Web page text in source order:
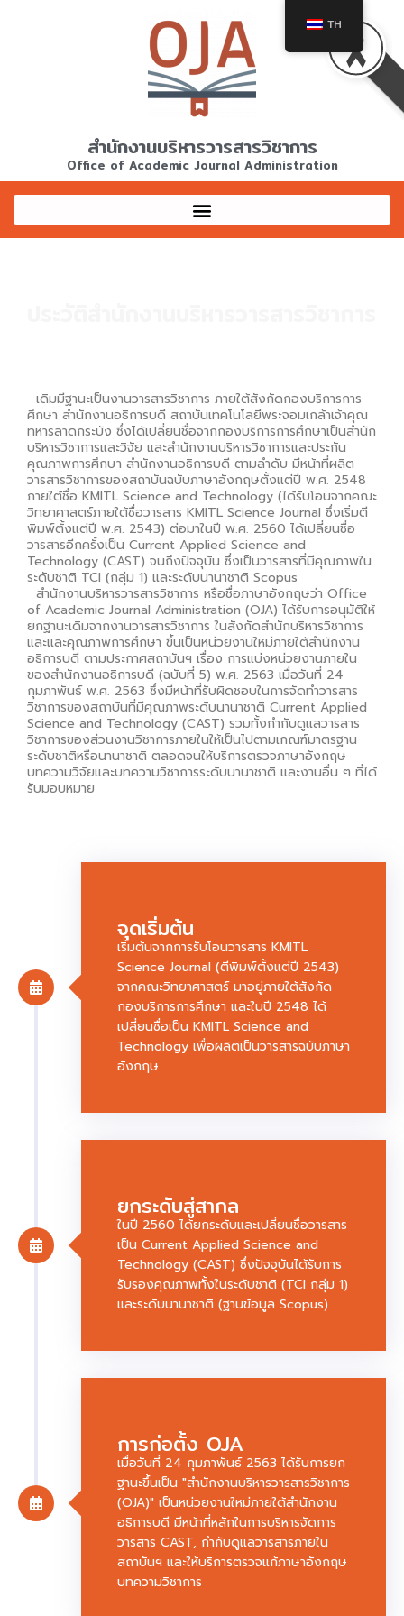
สำนักงานบริหารวารสารวิชาการ
Office of Academic Journal Administration
เดิมมีฐานะเป็นงานวารสารวิชาการ ภายใต้สังกัดกองบริการการ
ศึกษา สำนักงานอธิการบดี สถาบันเทคโนโลยีพระจอมเกล้าเจ้าคุณ
ทหารลาดกระบัง ซึ่งได้เปลี่ยนชื่อจากกองบริการการศึกษาเป็นสำนัก
บริหารวิชาการและวิจัย และสำนักงานบริหารวิชาการและประกัน
คุณภาพการศึกษา สำนักงานอธิการบดี ตามลำดับ มีหน้าที่ผลิต
วารสารวิชาการของสถาบันฉบับภาษาอังกฤษตั้งแต่ปี พ.ศ. 2548
ภายใต้ชื่อ KMITL Science and Technology (ได้รับโอนจากคณะ
วิทยาศาสตร์ภายใต้ชื่อวารสาร KMITL Science Journal ซึ่งเริ่มตี
พิมพ์ตั้งแต่ปี พ.ศ. 2543) ต่อมาในปี พ.ศ. 2560 ได้เปลี่ยนชื่อ
วารสารอีกครั้งเป็น Current Applied Science and
Technology (CAST) จนถึงปัจจุบัน ซึ่งเป็นวารสารที่มีคุณภาพใน
ระดับชาติ TCI (กลุ่ม 1) และระดับนานาชาติ Scopus
สำนักงานบริหารวารสารวิชาการ หรือชื่อภาษาอังกฤษว่า Office
of Academic Journal Administration (OJA) ได้รับการอนุมัติให้
ยกฐานะเดิมจากงานวารสารวิชาการ ในสังกัดสำนักบริหารวิชาการ
และและคุณภาพการศึกษา ขึ้นเป็นหน่วยงานใหม่ภายใต้สำนักงาน
อธิการบดี ตามประกาศสถาบันฯ เรื่อง การแบ่งหน่วยงานภายใน
ของสำนักงานอธิการบดี (ฉบับที่ 5) พ.ศ. 2563 เมื่อวันที่ 24
กุมภาพันธ์ พ.ศ. 2563 ซึ่งมีหน้าที่รับผิดชอบในการจัดทำวารสาร
วิชาการของสถาบันที่มีคุณภาพระดับนานาชาติ Current Applied
Science and Technology (CAST) รวมทั้งกำกับดูแลวารสาร
วิชาการของส่วนงานวิชาการภายในให้เป็นไปตามเกณฑ์มาตรฐาน
ระดับชาติหรือนานาชาติ ตลอดจนให้บริการตรวจภาษาอังกฤษ
บทความวิจัยและบทความวิชาการระดับนานาชาติ และงานอื่น ๆ ที่ได้
รับมอบหมาย
จุดเริ่มต้น
เริ่มต้นจากการรับโอนวารสาร KMITL
Science Journal (ตีพิมพ์ตั้งแต่ปี 2543)
จากคณะวิทยาศาสตร์ มาอยู่ภายใต้สังกัด
กองบริการการศึกษา และในปี 2548 ได้
เปลี่ยนชื่อเป็น KMITL Science and
Technology เพื่อผลิตเป็นวารสารฉบับภาษา
อังกฤษ
ยกระดับสู่สากล
ในปี 2560 ได้ยกระดับและเปลี่ยนชื่อวารสาร
เป็น Current Applied Science and
Technology (CAST) ซึ่งปัจจุบันได้รับการ
รับรองคุณภาพทั้งในระดับชาติ (TCI กลุ่ม 1)
และระดับนานาชาติ (ฐานข้อมูล Scopus)
การก่อตั้ง OJA
เมื่อวันที่ 24 กุมภาพันธ์ 2563 ได้รับการยก
ฐานะขึ้นเป็น "สำนักงานบริหารวารสารวิชาการ
(OJA)" เป็นหน่วยงานใหม่ภายใต้สำนักงาน
อธิการบดี มีหน้าที่หลักในการบริหารจัดการ
วารสาร CAST, กำกับดูแลวารสารภายใน
สถาบันฯ และให้บริการตรวจแก้ภาษาอังกฤษ
บทความวิชาการ
TH